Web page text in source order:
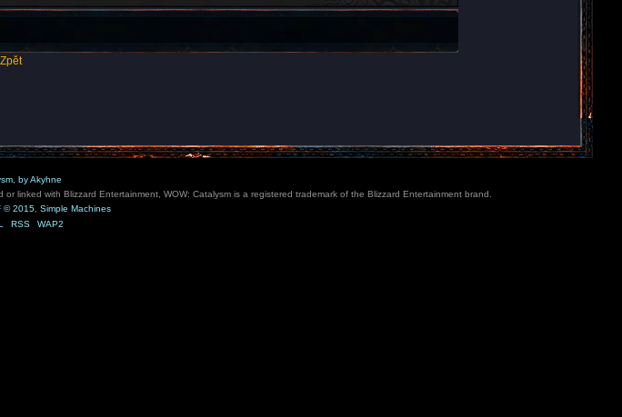
Zpět
by Akyhne
linked with Blizzard Entertainment, WOW: Catalysm is a registered trademark of the Blizzard Entertainment brand.
© 2015, Simple Machines
RSS WAP2